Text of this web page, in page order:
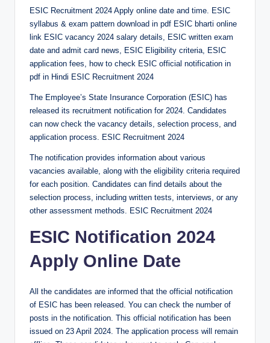
ESIC Recruitment 2024 Apply online date and time. ESIC
syllabus & exam pattern download in pdf ESIC bharti online
link ESIC vacancy 2024 salary details, ESIC written exam
date and admit card news, ESIC Eligibility criteria, ESIC
application fees, how to check ESIC official notification in
pdf in Hindi ESIC Recruitment 2024
The Employee’s State Insurance Corporation (ESIC) has
released its recruitment notification for 2024. Candidates
can now check the vacancy details, selection process, and
application process. ESIC Recruitment 2024
The notification provides information about various
vacancies available, along with the eligibility criteria required
for each position. Candidates can find details about the
selection process, including written tests, interviews, or any
other assessment methods. ESIC Recruitment 2024
ESIC Notification 2024
Apply Online Date
All the candidates are informed that the official notification
of ESIC has been released. You can check the number of
posts in the notification. This official notification has been
issued on 23 April 2024. The application process will remain